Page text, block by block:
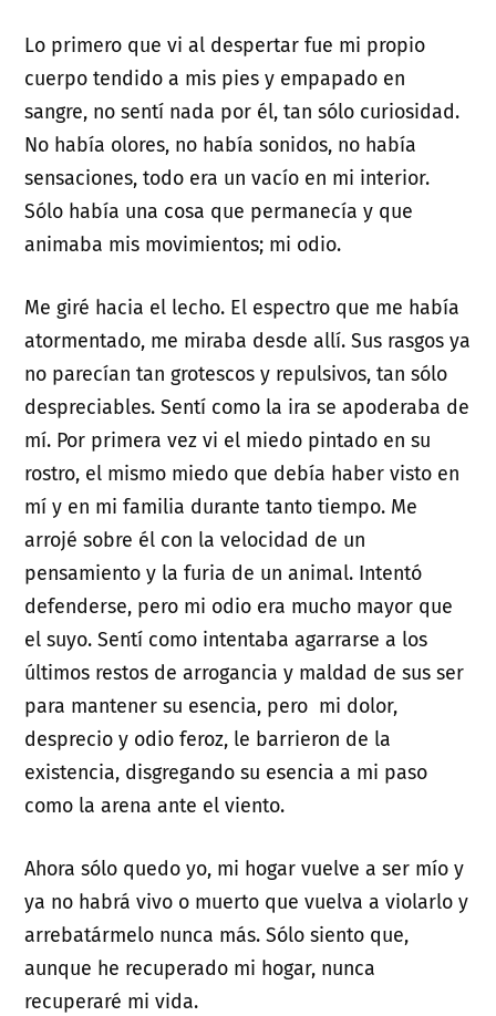
Lo primero que vi al despertar fue mi propio
cuerpo tendido a mis pies y empapado en
sangre, no sentí nada por él, tan sólo curiosidad.
No había olores, no había sonidos, no había
sensaciones, todo era un vacío en mi interior.
Sólo había una cosa que permanecía y que
animaba mis movimientos; mi odio.
Me giré hacia el lecho. El espectro que me había
atormentado, me miraba desde allí. Sus rasgos ya
no parecían tan grotescos y repulsivos, tan sólo
despreciables. Sentí como la ira se apoderaba de
mí. Por primera vez vi el miedo pintado en su
rostro, el mismo miedo que debía haber visto en
mí y en mi familia durante tanto tiempo. Me
arrojé sobre él con la velocidad de un
pensamiento y la furia de un animal. Intentó
defenderse, pero mi odio era mucho mayor que
el suyo. Sentí como intentaba agarrarse a los
últimos restos de arrogancia y maldad de sus ser
para mantener su esencia, pero mi dolor,
desprecio y odio feroz, le barrieron de la
existencia, disgregando su esencia a mi paso
como la arena ante el viento.
Ahora sólo quedo yo, mi hogar vuelve a ser mío y
ya no habrá vivo o muerto que vuelva a violarlo y
arrebatármelo nunca más. Sólo siento que,
aunque he recuperado mi hogar, nunca
recuperaré mi vida.